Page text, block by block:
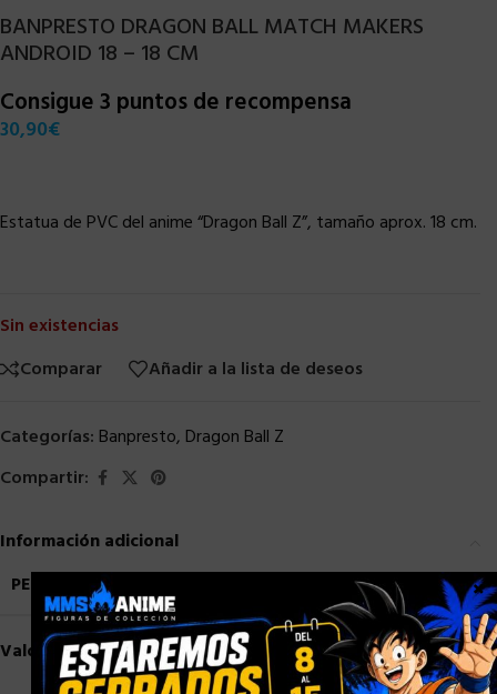
BANPRESTO DRAGON BALL MATCH MAKERS
ANDROID 18 – 18 CM
Consigue 3 puntos de recompensa
30,90€
Estatua de PVC del anime “Dragon Ball Z”, tamaño aprox. 18 cm.
Sin existencias
Comparar
Añadir a la lista de deseos
Categorías: Banpresto, Dragon Ball Z
Compartir:
Información adicional
PESO
0,9 kg
Valoraciones (0)
×